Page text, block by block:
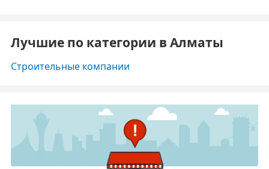
Лучшие по категории в Алматы
Строительные компании